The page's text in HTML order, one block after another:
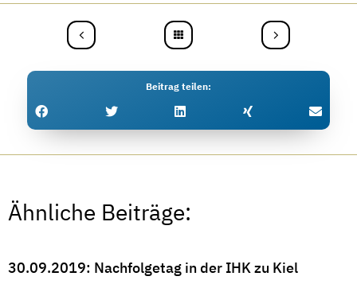
Beitrag teilen
Ähnliche Beiträge:
30.09.2019: Nachfolgetag in der IHK zu Kiel